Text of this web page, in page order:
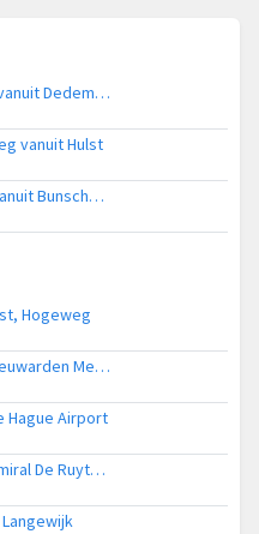
Traumahelikopter onderweg vanuit Dedemsvaart
vanuit Hulst
Politiehelikopter onderweg vanuit Bunschoten-Spakenburg
Hogeweg
Ambulancehelikopter naar Leeuwarden Medical Center Heliport
Hague Airport
Kustwachthelikopter naar Admiral De Ruyter Hospital Heliport